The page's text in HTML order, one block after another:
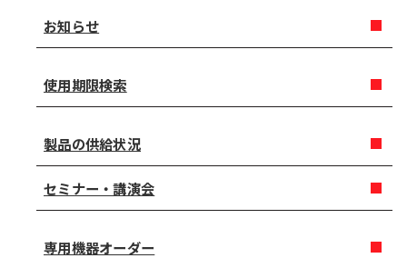
お知らせ
使用期限検索
製品の供給状況
セミナー・講演会
専用機器オーダー